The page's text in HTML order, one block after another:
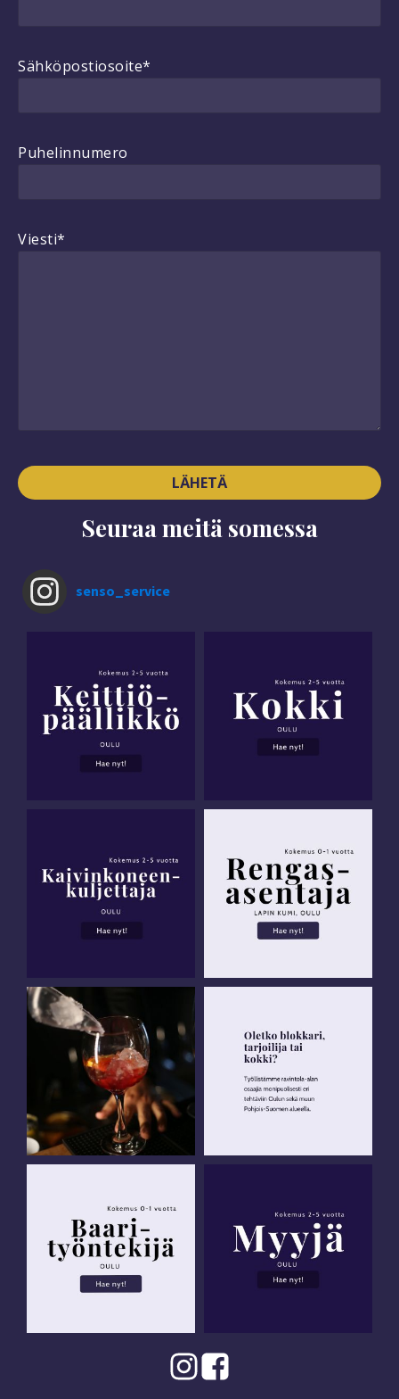
Sähköpostiosoite*
Puhelinnumero
Viesti*
Seuraa meitä somessa
senso_service